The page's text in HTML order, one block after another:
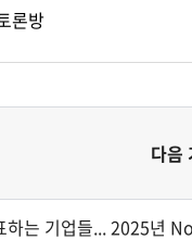
론방
다음
하는 기업들... 2025년